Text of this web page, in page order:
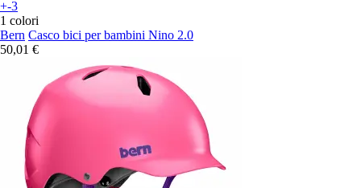
+-3
1 colori
Bern Casco bici per bambini Nino 2.0
50,01 €